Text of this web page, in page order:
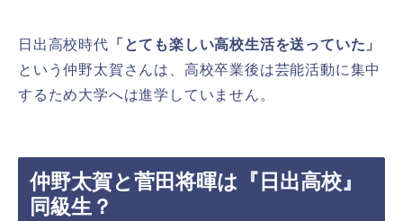
日出高校時代 「とても楽しい高校生活を送っていた」
という仲野太賀さんは、高校卒業後は芸能活動に集中
するため大学へは進学していません。
仲野太賀と菅田将暉は『日出高校』
同級生？